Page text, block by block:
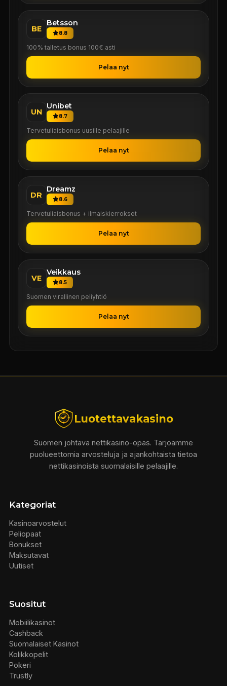
BE
Betsson
8.8
100% talletus bonus 100€ asti
Pelaa nyt
UN
Unibet
8.7
Tervetuliaisbonus uusille pelaajille
Pelaa nyt
DR
Dreamz
8.6
Tervetuliaisbonus + ilmaiskierrokset
Pelaa nyt
VE
Veikkaus
8.5
Suomen virallinen peliyhtiö
Pelaa nyt
Luotettavakasino
Suomen johtava nettikasino-opas. Tarjoamme
puolueettomia arvosteluja ja ajankohtaista tietoa
nettikasinoista suomalaisille pelaajille.
Kategoriat
Kasinoarvostelut
Peliopaat
Bonukset
Maksutavat
Uutiset
Suositut
Mobiilikasinot
Cashback
Suomalaiset Kasinot
Kolikkopelit
Pokeri
Trustly